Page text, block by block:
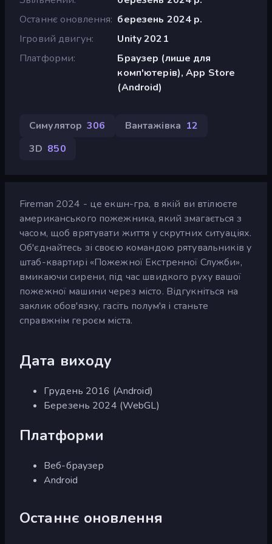
Останнє оновлення березень 2024 р.
Ігровий двигун
Unity 2021
Платформи
Браузер (лише для
комп'ютерів), App Store
(Android)
Симулятор 306 Вантажівка 12
3D 850
Fireman 2024 - це екшн-гра, в якій ви втілюєте
американського пожежника, який змагається з
часом, щоб врятувати життя у скрутних ситуаціях.
Об'єднайтесь зі своєю командою рятувальників у
штаб-квартирі «Пожежної Екстренної Служби»,
вмикаючи сирени, під час швидкого руху вашої
пожежної машини через місто. Відгукніться на
заклик обов'язку, гасіть полум'я і станьте
справжнім героєм міста.
Дата виходу
Грудень 2016 (Android)
Березень 2024 (WebGL)
Платформи
Веб-браузер
Android
Останнє оновлення